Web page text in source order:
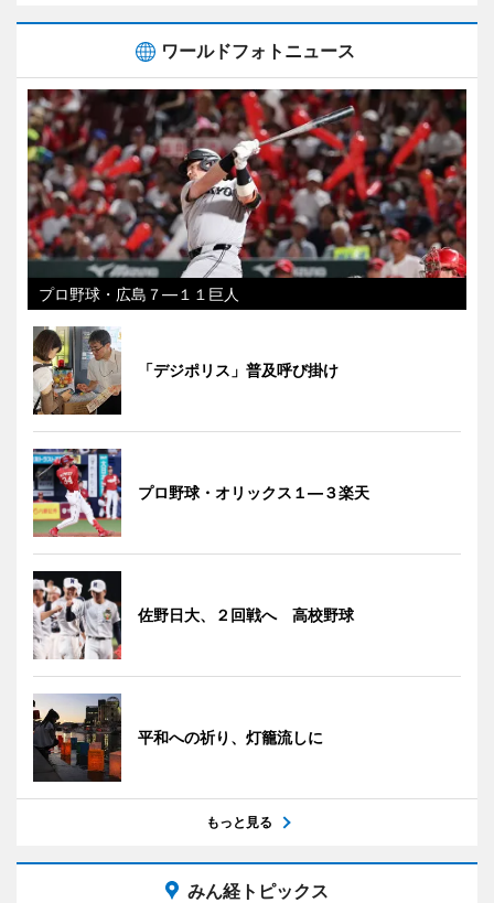
ワールドフォトニュース
プロ野球・広島７―１１巨人
「デジポリス」普及呼び掛け
プロ野球・オリックス１―３楽天
佐野日大、２回戦へ 高校野球
平和への祈り、灯籠流しに
もっと見る
みん経トピックス